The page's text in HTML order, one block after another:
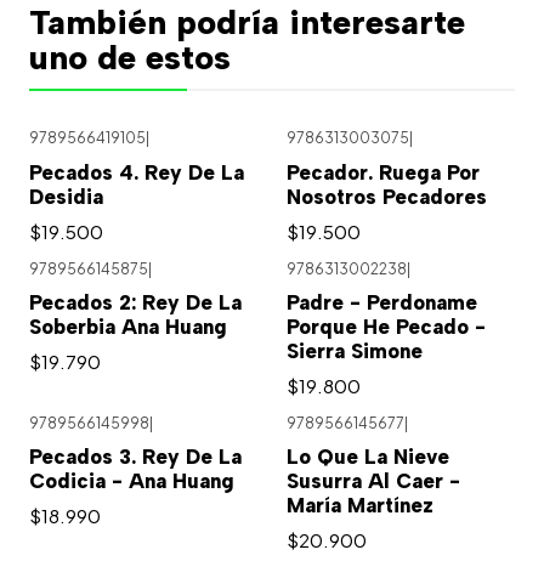
También podría interesarte
uno de estos
9789566419105
Pecados 4. Rey De La
Desidia
$19.500
9786313003075
Pecador. Ruega Por
Nosotros Pecadores
$19.500
9789566145875|
Pecados 2: Rey De La
Soberbia Ana Huang
$19.790
9786313002238|
Padre - Perdoname
Porque He Pecado -
Sierra Simone
$19.800
9789566145998
Pecados 3. Rey De La
Codicia - Ana Huang
$18.990
9789566145677
Lo Que La Nieve
Susurra Al Caer -
María Martínez
$20.900